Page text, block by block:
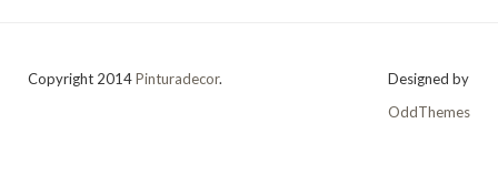
Copyright 2014Pinturadecor.
Designed by
OddThemes